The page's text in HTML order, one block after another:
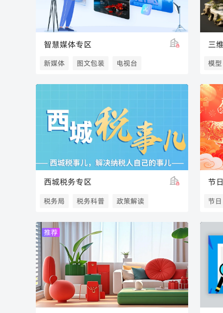
智慧媒体专区
新媒体 图文包装
电视台
新闻媒体
信息可视化
演播场景
三
模型
西城税务专区
税务局 税务科普
政策解读
税务解读
北京税务
节
节日
春节
节
推荐